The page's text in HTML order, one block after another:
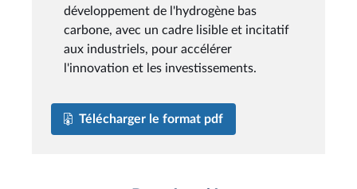
développement de l'hydrogène bas
carbone, avec un cadre lisible et incitatif
aux industriels, pour accélérer
l'innovation et les investissements.
Télécharger le format pdf